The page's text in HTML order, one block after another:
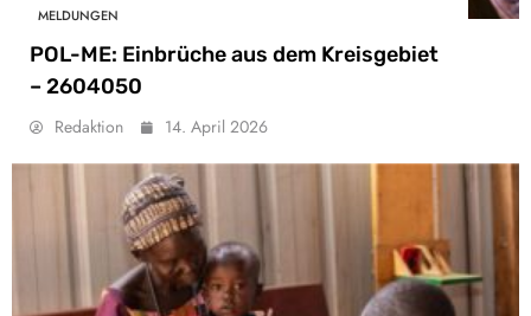
MELDUNGEN
POL-ME: Einbrüche aus dem Kreisgebiet
– 2604050
Redaktion 14. April 2026